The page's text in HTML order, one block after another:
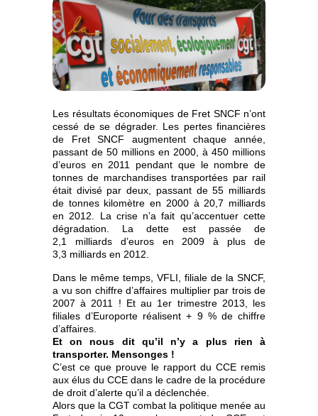
Les résultats économiques de Fret SNCF n’ont
cessé de se dégrader. Les pertes financières
de Fret SNCF augmentent chaque année,
passant de 50 millions en 2000, à 450 millions
d’euros en 2011 pendant que le nombre de
tonnes de marchandises transportées par rail
était divisé par deux, passant de 55 milliards
de tonnes kilomètre en 2000 à 20,7 milliards
en 2012. La crise n’a fait qu’accentuer cette
dégradation. La dette est passée de
2,1 milliards d’euros en 2009 à plus de
3,3 milliards en 2012.
Dans le même temps, VFLI, filiale de la SNCF,
a vu son chiffre d’affaires multiplier par trois de
2007 à 2011 ! Et au 1er trimestre 2013, les
filiales d’Europorte réalisent + 9 % de chiffre
d’affaires.
Et on nous dit qu’il n’y a plus rien à
transporter. Mensonges !
C’est ce que prouve le rapport du CCE remis
aux élus du CCE dans le cadre de la procédure
de droit d’alerte qu’il a déclenchée.
Alors que la CGT combat la politique menée au